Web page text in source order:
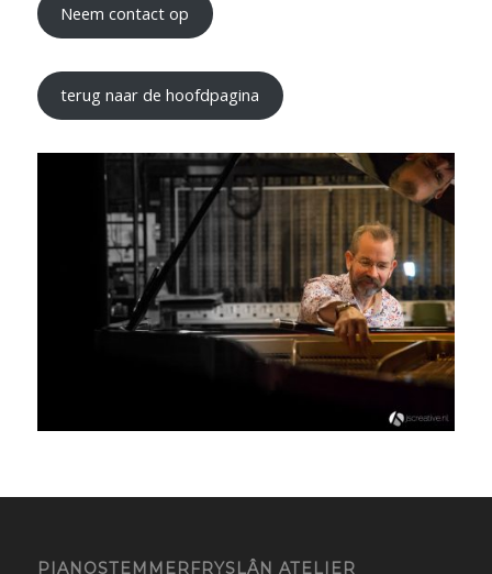
Neem contact op
terug naar de hoofdpagina
PIANOSTEMMERFRYSLÂN ATELIER